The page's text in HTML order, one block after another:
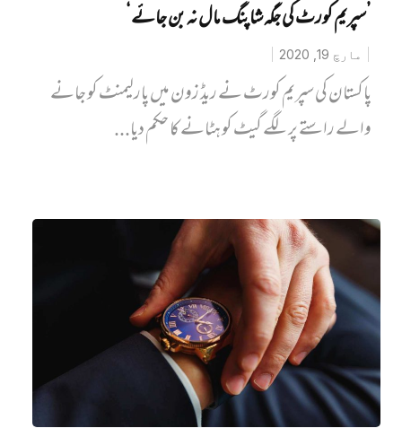
’سپریم کورٹ کی جگہ شاپنگ مال نہ بن جائے‘
مارچ 19, 2020
پاکستان کی سپریم کورٹ نے ریڈ زون میں پارلیمنٹ کو جانے
والے راستے پر لگے گیٹ کو ہٹانے کا حکم دیا...